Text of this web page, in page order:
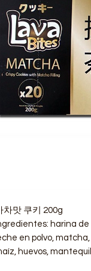
차맛 쿠키 200g
harina
en polvo,
huevos,